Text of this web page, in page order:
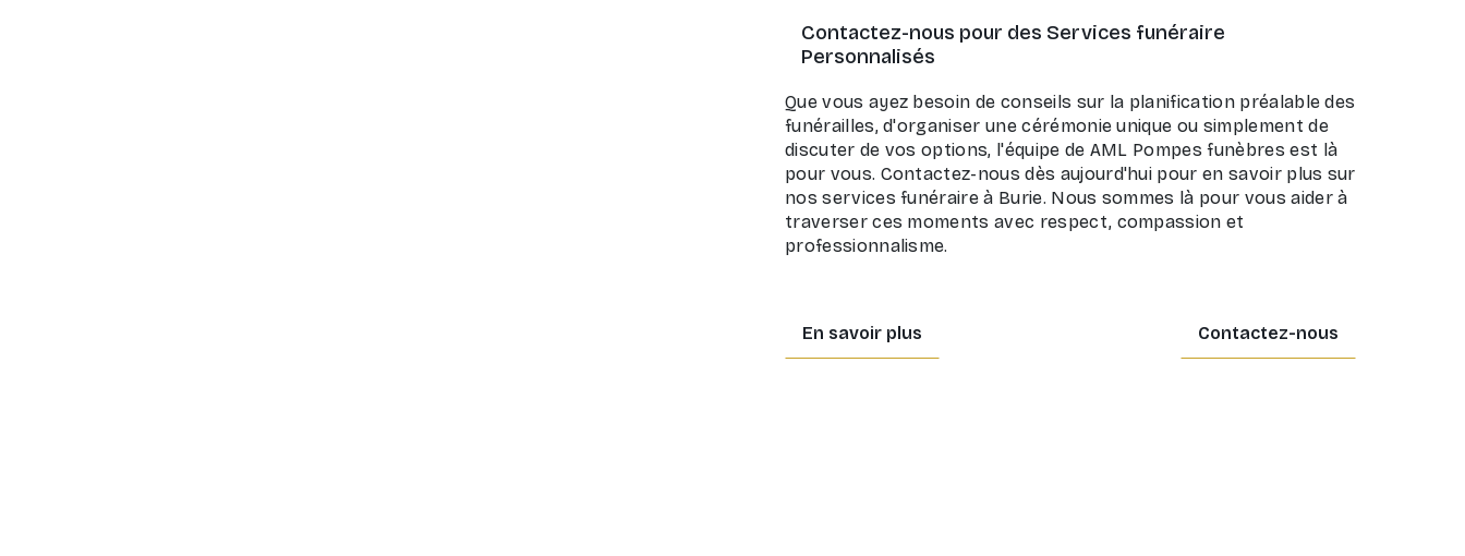
Contactez-nous pour des Services funéraire
Personnalisés
Que vous ayez besoin de conseils sur la planification préalable des
funérailles, d'organiser une cérémonie unique ou simplement de
discuter de vos options, l'équipe de AML Pompes funèbres est là
pour vous. Contactez-nous dès aujourd'hui pour en savoir plus sur
nos services funéraire à Burie. Nous sommes là pour vous aider à
traverser ces moments avec respect, compassion et
professionnalisme.
En savoir plus Contactez-nous